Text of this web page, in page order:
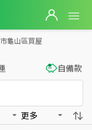
物件出售、房價分析
龜山區買屋
自備款
更多